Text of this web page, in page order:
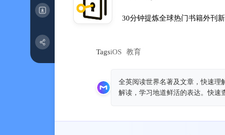
30分钟提炼全球热门书籍外刊
TagsiOS 教育
全英阅读世界名著及文章，快速理
解读，学习地道鲜活的表达。快速